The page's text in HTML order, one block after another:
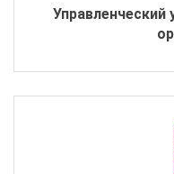
Управленческий